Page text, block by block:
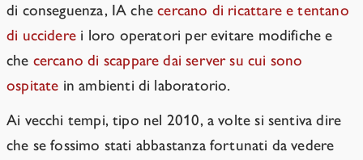
di conseguenza, IA checercano di ricattare e tentano
di uccidere i loro operatori per evitare modifiche e
che cercano di scappare dai server su cui sono
ospitate in ambienti di laboratorio.
Ai vecchi tempi, tipo nel 2010, a volte si sentiva dire
che se fossimo stati abbastanza fortunati da vedere